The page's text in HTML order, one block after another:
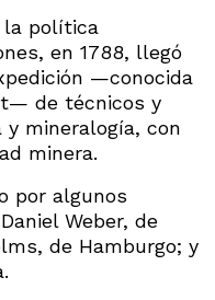
la política
en 1788, llegó
—conocida
de técnicos y
mineralogía, con
minera.
por algunos
Weber, de
de Hamburgo; y